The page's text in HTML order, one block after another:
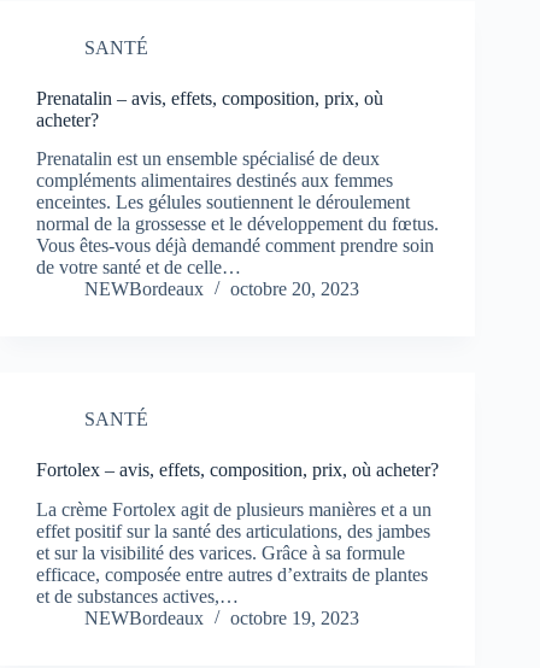
SANTÉ
Prenatalin – avis, effets, composition, prix, où
acheter?
Prenatalin est un ensemble spécialisé de deux
compléments alimentaires destinés aux femmes
enceintes. Les gélules soutiennent le déroulement
normal de la grossesse et le développement du fœtus.
Vous êtes-vous déjà demandé comment prendre soin
de votre santé et de celle…
NEWBordeaux
octobre 20, 2023
SANTÉ
Fortolex – avis, effets, composition, prix, où acheter?
La crème Fortolex agit de plusieurs manières et a un
effet positif sur la santé des articulations, des jambes
et sur la visibilité des varices. Grâce à sa formule
efficace, composée entre autres d’extraits de plantes
et de substances actives,…
NEWBordeaux
octobre 19, 2023